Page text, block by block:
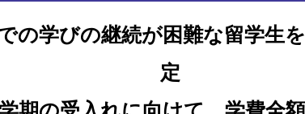
の学びの継続が困難な留学生
定